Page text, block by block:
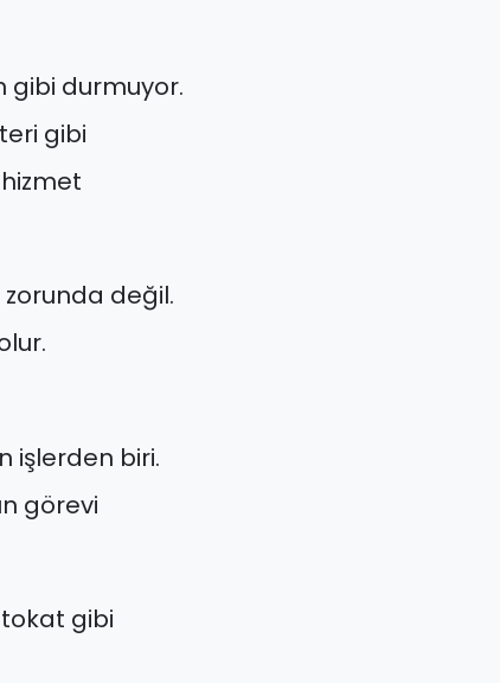
gibi durmuyor.
gibi
değil.
işlerden biri.
görevi
tokat gibi